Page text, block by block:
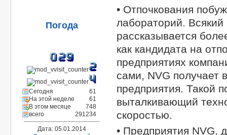
Погода
Сегодня
61
На этой неделе
61
В этом месяце
748
всего
291234
Дата: 05.01.2014
• Отпочкования
лабораторий. Всякий
рассказывается
как кандидата на
предприятиях
сами, NVG получает
предприятия. Такой
выталкивающий
скоростью.
• Предприятия NVG,